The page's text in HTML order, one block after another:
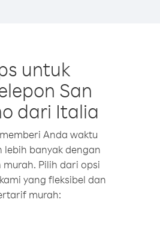
untuk
San
dari Italia
Anda waktu
lebih banyak dengan
murah. Pilih dari opsi
yang fleksibel dan
murah: